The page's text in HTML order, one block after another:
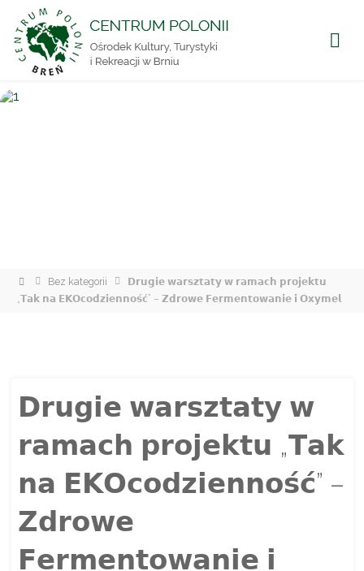
Strona
główna
Bez kategorii
𝗗𝗿𝘂𝗴𝗶𝗲 𝘄𝗮𝗿𝘀𝘇𝘁𝗮𝘁𝘆 𝘄 𝗿𝗮𝗺𝗮𝗰𝗵 𝗽𝗿𝗼𝗷𝗲𝗸𝘁𝘂
„𝗧𝗮𝗸 𝗻𝗮 𝗘𝗞𝗢𝗰𝗼𝗱𝘇𝗶𝗲𝗻𝗻𝗼𝘀́𝗰́” – 𝗭𝗱𝗿𝗼𝘄𝗲 𝗙𝗲𝗿𝗺𝗲𝗻𝘁𝗼𝘄𝗮𝗻𝗶𝗲 𝗶 𝗢𝘅𝘆𝗺𝗲𝗹
𝗗𝗿𝘂𝗴𝗶𝗲 𝘄𝗮𝗿𝘀𝘇𝘁𝗮𝘁𝘆 𝘄
𝗿𝗮𝗺𝗮𝗰𝗵 𝗽𝗿𝗼𝗷𝗲𝗸𝘁𝘂 „𝗧𝗮𝗸
𝗻𝗮 𝗘𝗞𝗢𝗰𝗼𝗱𝘇𝗶𝗲𝗻𝗻𝗼𝘀́𝗰́” –
𝗭𝗱𝗿𝗼𝘄𝗲
𝗙𝗲𝗿𝗺𝗲𝗻𝘁𝗼𝘄𝗮𝗻𝗶𝗲 𝗶